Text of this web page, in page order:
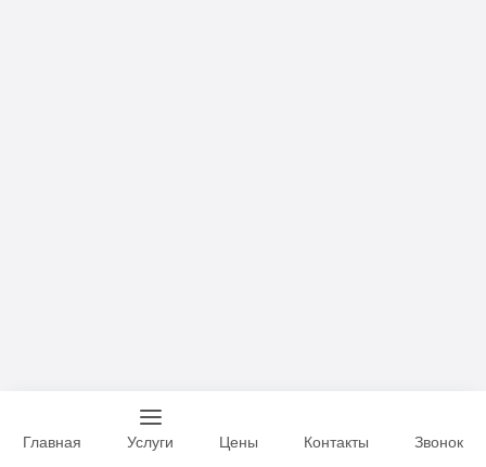
Главная Услуги Цены Контакты Звонок